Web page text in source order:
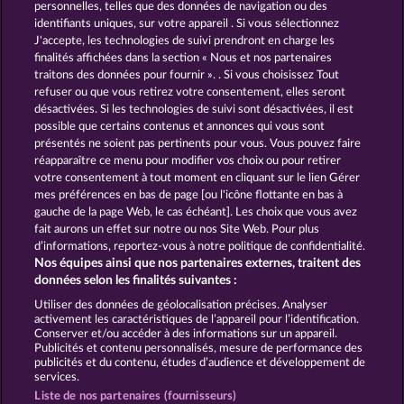
Palace of Treasures Books and Bulls
CGU Charte de confidentialité
Mentions légales Société FAQ
Facebook Blog
Envoyer la demande de rétractation
personnelles, telles que des données de navigation ou des
identifiants uniques, sur votre appareil . Si vous sélectionnez
J'accepte, les technologies de suivi prendront en charge les
finalités affichées dans la section « Nous et nos partenaires
traitons des données pour fournir ». . Si vous choisissez Tout
refuser ou que vous retirez votre consentement, elles seront
désactivées. Si les technologies de suivi sont désactivées, il est
possible que certains contenus et annonces qui vous sont
présentés ne soient pas pertinents pour vous. Vous pouvez faire
réapparaître ce menu pour modifier vos choix ou pour retirer
votre consentement à tout moment en cliquant sur le lien Gérer
mes préférences en bas de page [ou l'icône flottante en bas à
gauche de la page Web, le cas échéant]. Les choix que vous avez
fait aurons un effet sur notre ou nos Site Web. Pour plus
d’informations, reportez-vous à notre politique de confidentialité.
Nos équipes ainsi que nos partenaires externes, traitent des
données selon les finalités suivantes :
Utiliser des données de géolocalisation précises. Analyser
activement les caractéristiques de l’appareil pour l’identification.
Conserver et/ou accéder à des informations sur un appareil.
Publicités et contenu personnalisés, mesure de performance des
publicités et du contenu, études d’audience et développement de
services.
Liste de nos partenaires (fournisseurs)